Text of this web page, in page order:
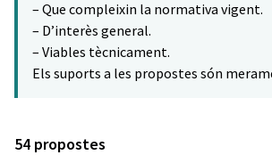
– Que compleixin la normativa vigent.
– D’interès general.
– Viables tècnicament.
Els suports a les propostes són
54 propostes